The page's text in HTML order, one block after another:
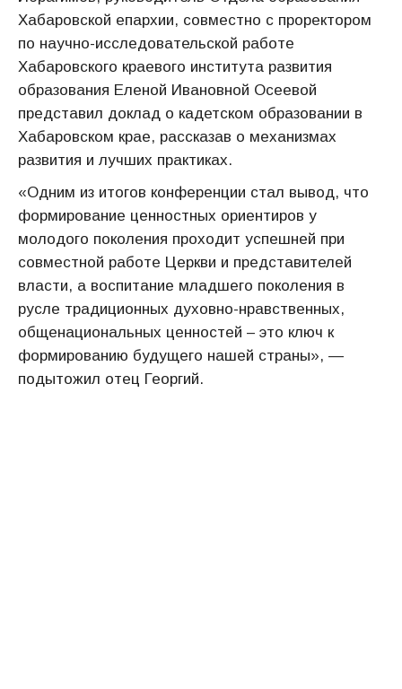
Хабаровской епархии, совместно с проректором
по научно-исследовательской работе
Хабаровского краевого института развития
образования Еленой Ивановной Осеевой
представил доклад о кадетском образовании в
Хабаровском крае, рассказав о механизмах
развития и лучших практиках.
«Одним из итогов конференции стал вывод, что
формирование ценностных ориентиров у
молодого поколения проходит успешней при
совместной работе Церкви и представителей
власти, а воспитание младшего поколения в
русле традиционных духовно-нравственных,
общенациональных ценностей – это ключ к
формированию будущего нашей страны», —
подытожил отец Георгий.